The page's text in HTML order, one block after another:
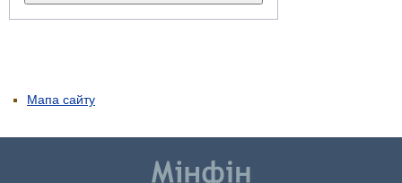
Мапа сайту